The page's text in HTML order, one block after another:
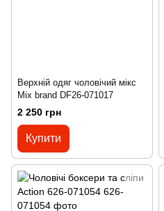
Верхній одяг чоловічий мікс
Mix brand DF26-071017
2 250 грн
Купити